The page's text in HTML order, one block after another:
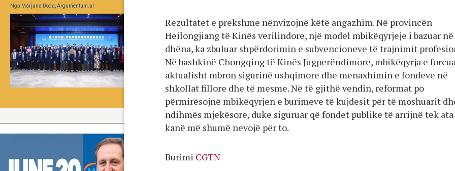
Rezultatet e prekshme nënvizojnë këtë angazhim. Në provincën
Heilongjiang të Kinës verilindore, një model mbikëqyrjeje i bazuar
dhëna, ka zbuluar shpërdorimin e subvencioneve të trajnimit
Në bashkinë Chongqing të Kinës Jugperëndimore, mbikëqyrja e
aktualisht mbron sigurinë ushqimore dhe menaxhimin e fondeve në
shkollat fillore dhe të mesme. Në të gjithë vendin, reformat po
përmirësojnë mbikëqyrjen e burimeve të kujdesit për të moshuarit
ndihmës mjekësore, duke siguruar që fondet publike të arrijnë tek ata
kanë më shumë nevojë për to.
Burimi CGTN
Nga Marjana Doda, Argumentum.al